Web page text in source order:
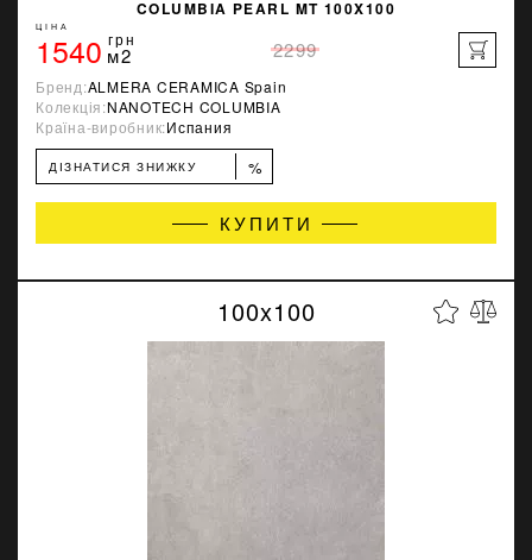
COLUMBIA PEARL MT 100X100
ЦІНА
1540 грн
м2 2299
Бренд:ALMERA CERAMICA Spain
Колекція:NANOTECH COLUMBIA
Країна-виробник:Испания
ДІЗНАТИСЯ ЗНИЖКУ %
КУПИТИ
100x100